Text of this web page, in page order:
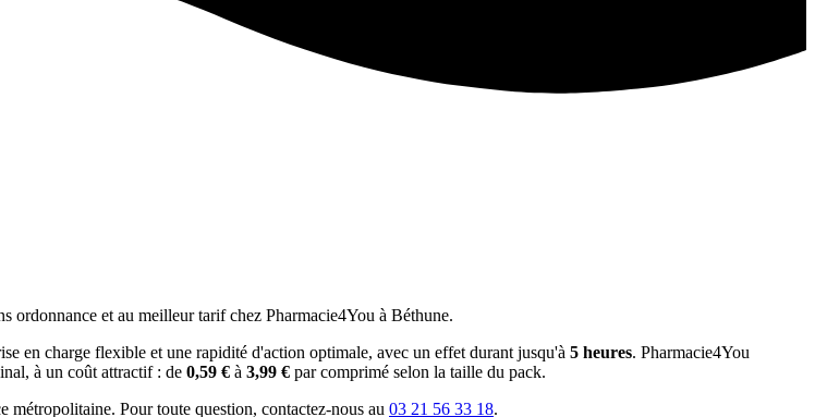
ordonnance et au meilleur tarif chez Pharmacie4You à Béthune.
en charge flexible et une rapidité d'action optimale, avec un effet durant jusqu'à 5 heures. Pharmacie4You
à un coût attractif : de 0,59 € à 3,99 € par comprimé selon la taille du pack.
métropolitaine. Pour toute question, contactez-nous au 03 21 56 33 18.